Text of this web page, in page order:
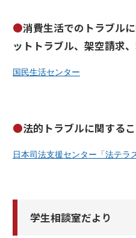
消費生活でのトラブル
ットトラブル、架空請求
国民生活センター
法的トラブルに関する
日本司法支援センター「法テラ
学生相談室だより